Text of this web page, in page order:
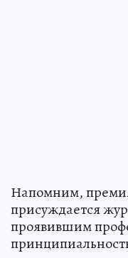
Напомним,
присуждается
проявившим